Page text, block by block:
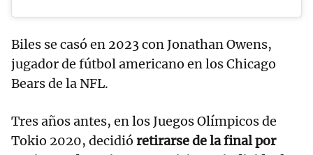
Biles se casó en 2023 con Jonathan Owens,
jugador de fútbol americano en los Chicago
Bears de la NFL.
Tres años antes, en los Juegos Olímpicos de
Tokio 2020, decidió retirarse de la final por